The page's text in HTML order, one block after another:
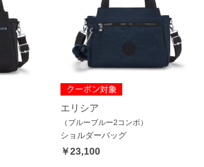
エリシア
（ブルーブルー2コンボ）
ショルダーバッグ
￥23,100